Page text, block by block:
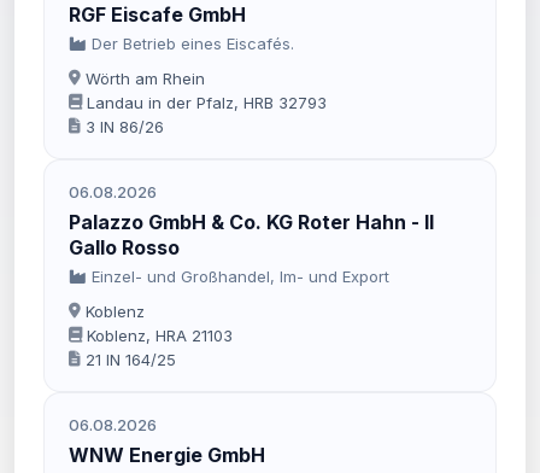
RGF Eiscafe GmbH
Der Betrieb eines Eiscafés.
Wörth am Rhein
Landau in der Pfalz, HRB 32793
3 IN 86/26
06.08.2026
Palazzo GmbH & Co. KG Roter Hahn - II
Gallo Rosso
Einzel- und Großhandel, Im- und Export
Koblenz
Koblenz, HRA 21103
21 IN 164/25
06.08.2026
WNW Energie GmbH